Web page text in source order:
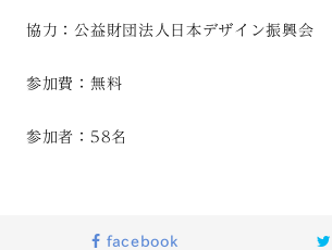
協力：公益財団法人日本デザイン振興会
参加費：無料
参加者：58名
facebook